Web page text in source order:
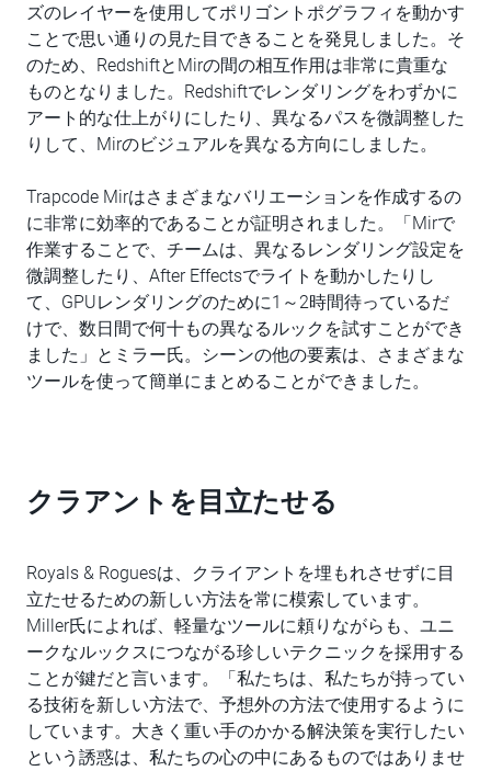
ズのレイヤーを使用してポリゴントポグラフィを動かす
ことで思い通りの見た目できることを発見しました。そ
のため、RedshiftとMirの間の相互作用は非常に貴重な
ものとなりました。Redshiftでレンダリングをわずかに
アート的な仕上がりにしたり、異なるパスを微調整した
りして、Mirのビジュアルを異なる方向にしました。
Trapcode Mirはさまざまなバリエーションを作成するの
に非常に効率的であることが証明されました。「Mirで
作業することで、チームは、異なるレンダリング設定を
微調整したり、After Effectsでライトを動かしたりし
て、GPUレンダリングのために1～2時間待っているだ
けで、数日間で何十もの異なるルックを試すことができ
ました」とミラー氏。シーンの他の要素は、さまざまな
ツールを使って簡単にまとめることができました。
クラアントを目立たせる
Royals & Roguesは、クライアントを埋もれさせずに目
立たせるための新しい方法を常に模索しています。
Miller氏によれば、軽量なツールに頼りながらも、ユニ
ークなルックスにつながる珍しいテクニックを採用する
ことが鍵だと言います。「私たちは、私たちが持ってい
る技術を新しい方法で、予想外の方法で使用するように
しています。大きく重い手のかかる解決策を実行したい
という誘惑は、私たちの心の中にあるものではありませ